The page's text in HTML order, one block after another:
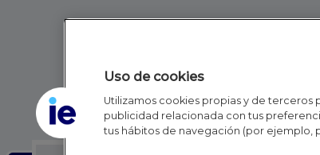
Uso de cookies
Utilizamos cookies propias y de terceros
publicidad relacionada con tus
tus hábitos de navegación (por ejemplo,